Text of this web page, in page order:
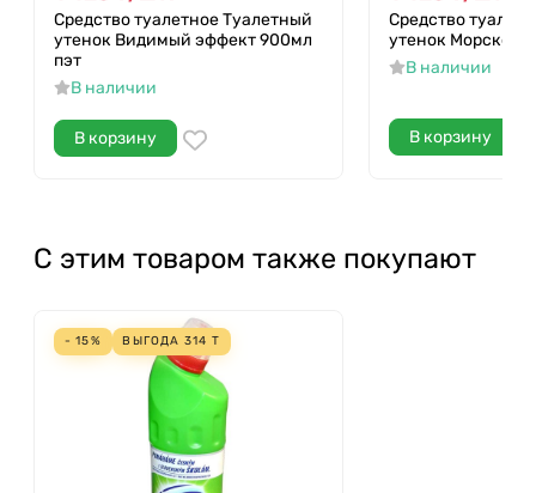
Средство туалетное Туалетный
утенок Видимый эффект 900мл
пэт
В наличии
В корзину
Средство
утенок Морской
В наличии
В корзину
С этим товаром также покупают
- 15% ВЫГОДА 314 Т